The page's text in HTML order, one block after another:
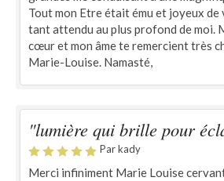
Tout mon Etre était ému et joyeux de
tant attendu au plus profond de moi.
cœur et mon âme te remercient très
Marie-Louise. Namasté,
"lumière qui brille pour
Par kady
Merci infiniment Marie Louise